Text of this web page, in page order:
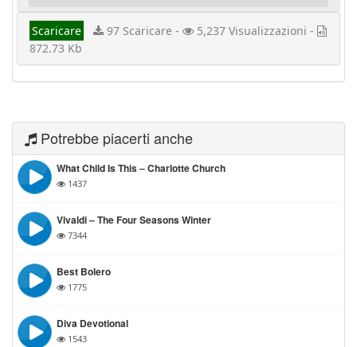
Scaricare 97 Scaricare -
5,237 Visualizzazioni -
872.73 Kb
Potrebbe piacerti anche
What Child Is This – Charlotte Church
1437
Vivaldi – The Four Seasons Winter
7344
Best Bolero
1775
Diva Devotional
1543